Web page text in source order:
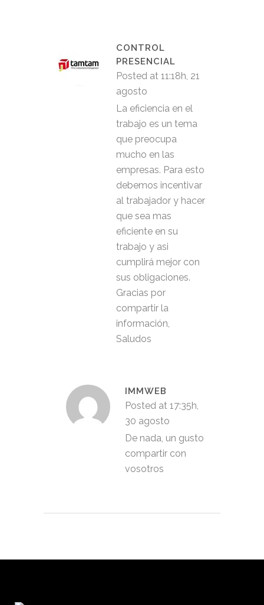
CONTROL
PRESENCIAL
Posted at 11:18h, 21
agosto
La eficiencia en el
trabajo es un tema
que preocupa
mucho en las
empresas. Para esto
debemos incentivar
al trabajador y hacer
que sea mas
eficiente en su
trabajo y asi
cumplirá mejor con
sus obligaciones.
Gracias por
compartir la
información,
Saludos
IMMWEB
Posted at 17:35h,
30 agosto
De nada, un gusto
compartir con
vosotros